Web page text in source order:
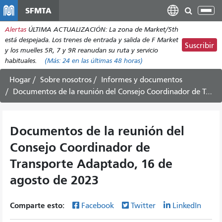
contenido
principal
SFMTA
Alertas ÚLTIMA ACTUALIZACIÓN: La zona de Market/5th
está despejada. Los trenes de entrada y salida de F Market
y los muelles 5R, 7 y 9R reanudan su ruta y servicio
habituales.
(Más: 24 en las últimas 48 horas)
Suscribir
Hogar Sobre nosotros
Informes y documentos
Documentos de la reunión del Consejo Coordinador de Transporte Adaptado, 16 de agosto de 2023
Documentos de la reunión del
Consejo Coordinador de
Transporte Adaptado, 16 de
agosto de 2023
Comparte esto: Facebook Twitter LinkedIn